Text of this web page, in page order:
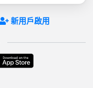
新用戶啟用